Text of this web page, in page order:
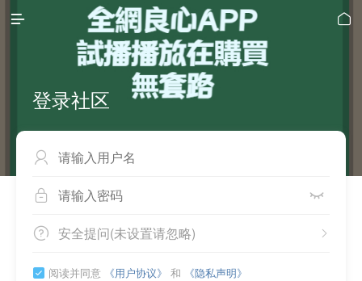
 
登录社区

 
 
安全提问(未设置请忽略)
 阅读并同意 《用户协议》 和 《隐私声明》